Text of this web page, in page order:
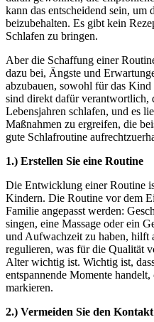
kann das entscheidend sein,
beizubehalten. Es gibt kein
Schlafen zu bringen.
Aber die Schaffung einer
dazu bei, Ängste und
abzubauen, sowohl für das
sind direkt dafür verantwortlich,
Lebensjahren schlafen, und es
Maßnahmen zu ergreifen, die
gute Schlafroutine
1.) Erstellen Sie eine Routine
Die Entwicklung einer Routine
Kindern. Die Routine vor dem
Familie angepasst werden:
singen, eine Massage oder ein
und Aufwachzeit zu haben, hilft
regulieren, was für die Qualität
Alter wichtig ist. Wichtig ist,
entspannende Momente
markieren.
2.) Vermeiden Sie den